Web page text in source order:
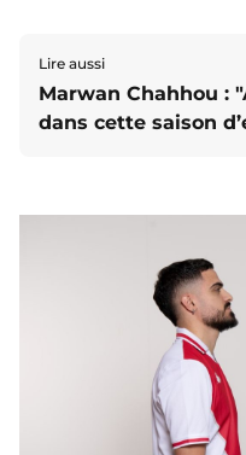
Lire aussi
Marwan Chahhou :
dans cette saison